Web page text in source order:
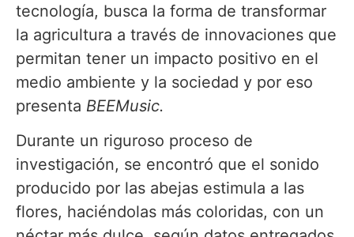
tecnología, busca la forma de transformar
la agricultura a través de innovaciones que
permitan tener un impacto positivo en el
medio ambiente y la sociedad y por eso
presenta BEEMusic.
Durante un riguroso proceso de
investigación, se encontró que el sonido
producido por las abejas estimula a las
flores, haciéndolas más coloridas, con un